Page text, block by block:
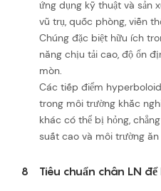
ứng dụng kỹ thuật và sản
vũ trụ, quốc phòng, viễn
Chúng đặc biệt hữu ích
năng chịu tải cao, độ ổn
mòn.
Các tiếp điểm
trong môi trường khắc
khác có thể bị hỏng,
suất cao và môi trường ăn
8 Tiêu chuẩn chân LN để